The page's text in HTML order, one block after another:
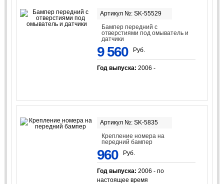
Артикул №: SK-55529
Бампер передний с
отверстиями под омыватель и
датчики
9 560 Руб.
Год выпуска: 2006 -
Артикул №: SK-5835
Крепление номера на
передний бампер
960 Руб.
Год выпуска: 2006 - по
настоящее время